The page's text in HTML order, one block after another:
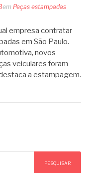
em Peças estampadas
empresa contratar
em São Paulo.
novos
veiculares foram
a estampagem.
PESQUISAR